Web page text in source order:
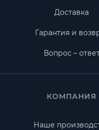
Доставка
Гарантия и
Вопрос –
КОМПАНИЯ
Наше